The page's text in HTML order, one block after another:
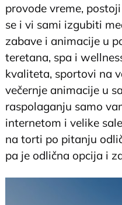
provode vreme,
se i vi sami izgubiti
zabave i animacije u
teretana, spa i
kvaliteta, sportovi na
večernje animacije u
raspolaganju samo
internetom i velike
na torti po pitanju
pa je odlična opcija i